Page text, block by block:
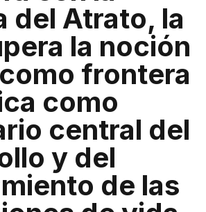
del Atrato, la
la noción
frontera
como
central del
y del
de las